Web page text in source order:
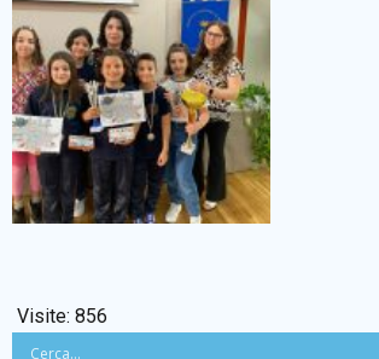
Visite: 856